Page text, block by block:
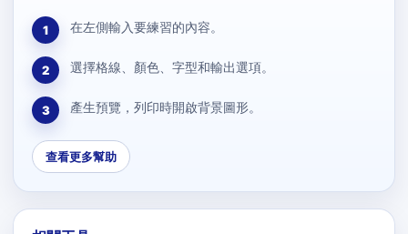
1 在左側輸入要練習的內容。
2 選擇格線、顏色、字型和輸出選項。
3 產生預覽，列印時開啟背景圖形。
查看更多幫助